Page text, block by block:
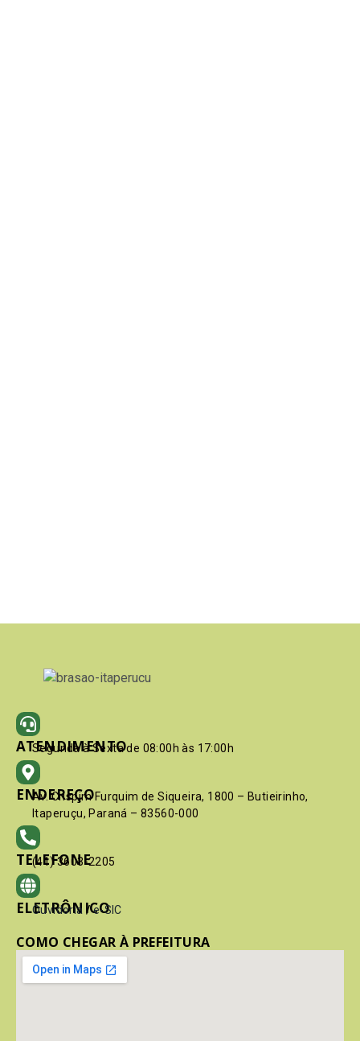
ATENDIMENTO
Segunda à Sexta de 08:00h às 17:00h
ENDEREÇO
Av. Crispim Furquim de Siqueira, 1800 – Butieirinho,
Itaperuçu, Paraná – 83560-000
TELEFONE
(41) 3603-2205
ELETRÔNICO
Ouvidoria / e-SIC
COMO CHEGAR À PREFEITURA